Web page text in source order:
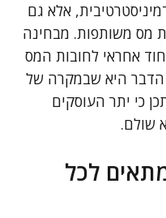
אלא גם
מס משותפות. מבחינה
אחראי לחובות המס
הדבר היא שבמקרה של
כי יתר העוסקים
שולם.
לכל